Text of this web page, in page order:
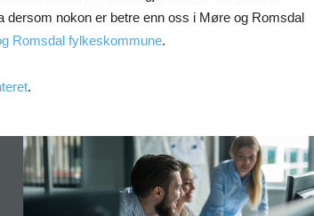
nokon er betre enn oss i Møre og Romsdal
Romsdal fylkeskommune.
.